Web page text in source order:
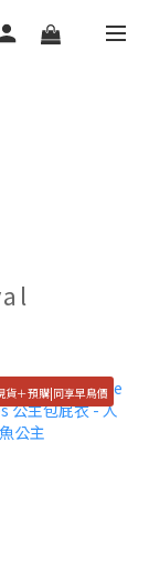
貨＋預購|同享早鳥價